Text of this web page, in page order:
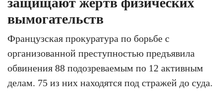
вымогательств
Французская прокуратура по борьбе с
организованной преступностью предъявила
обвинения 88 подозреваемым по 12 активным
делам. 75 из них находятся под стражей до суда.